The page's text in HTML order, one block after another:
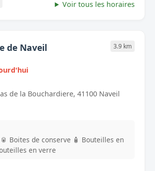
Voir tous les horaires
de Naveil 3.9 km
de la Bouchardiere, 41100 Naveil
🥫 Boites de conserve 🧴 Bouteilles en
en verre